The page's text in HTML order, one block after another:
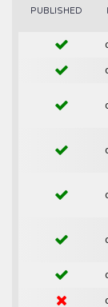
PUBLISHED